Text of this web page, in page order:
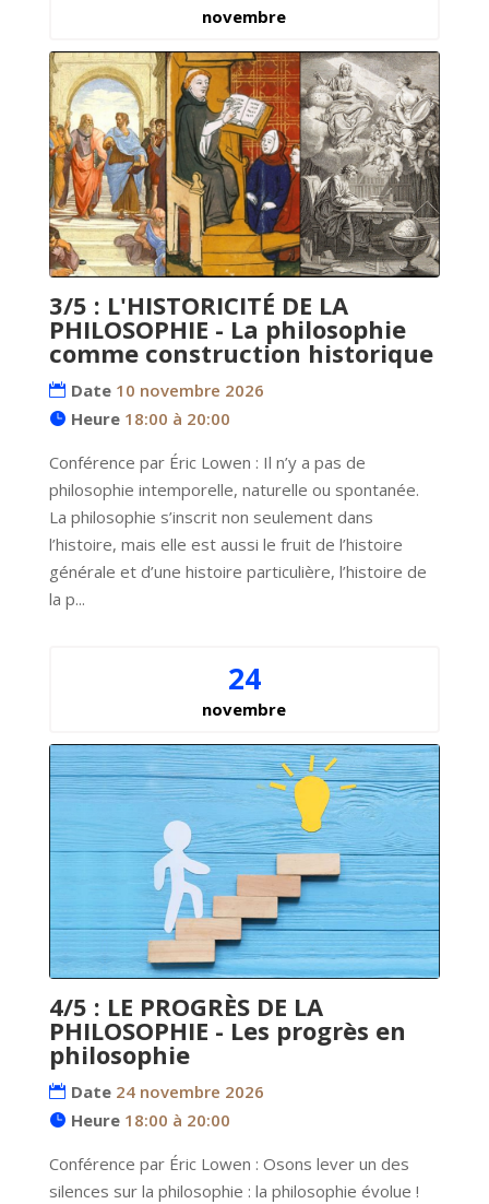
novembre
3/5 : L'HISTORICITÉ DE LA
PHILOSOPHIE - La philosophie
comme construction historique
Date 10 novembre 2026
Heure 18:00 à 20:00
Conférence par Éric Lowen : Il n’y a pas de
philosophie intemporelle, naturelle ou spontanée.
La philosophie s’inscrit non seulement dans
l’histoire, mais elle est aussi le fruit de l’histoire
générale et d’une histoire particulière, l’histoire de
la p...
24
novembre
4/5 : LE PROGRÈS DE LA
PHILOSOPHIE - Les progrès en
philosophie
Date 24 novembre 2026
Heure 18:00 à 20:00
Conférence par Éric Lowen : Osons lever un des
silences sur la philosophie : la philosophie évolue !